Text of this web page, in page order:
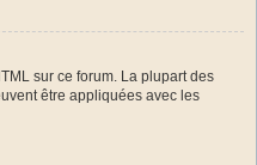
sur ce forum. La plupart des
être appliquées avec les